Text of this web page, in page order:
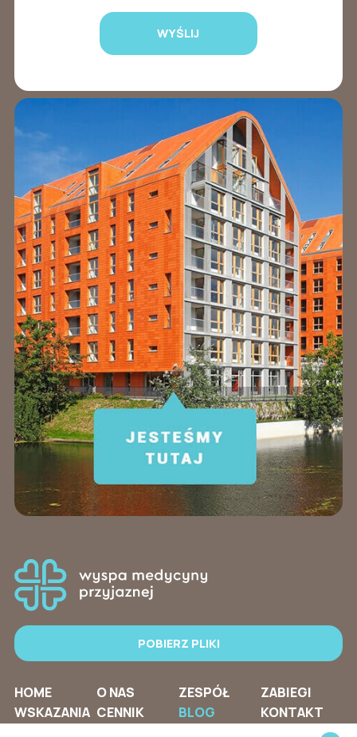
POBIERZ PLIKI
HOME O NAS ZESPÓŁ
ZABIEGI
WSKAZANIA CENNIK BLOG KONTAKT